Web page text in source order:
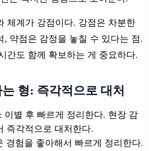
체계가 강점이다. 강점은 차분한
, 약점은 감정을 놓칠 수 있다는 점.
간도 함께 확보하는 게 중요하다.
형: 즉각적으로 대처
: 이별 후 빠르게 정리한다. 현장 감
즉각적으로 대처한다.
경험을 좋아해서 빠르게 정리한다.